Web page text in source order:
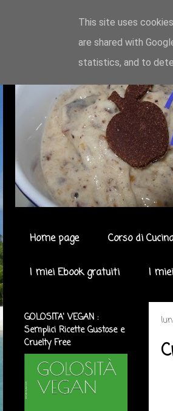
Home page Corso di
I miei Ebook gratuiti I
GOLOSITA' VEGAN :
Semplici Ricette Gustose e
Cruelty Free
This site uses
are shared with
statistics, and to